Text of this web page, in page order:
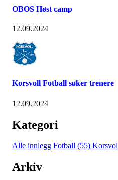
OBOS Høst camp
12.09.2024
Korsvoll Fotball søker trenere
12.09.2024
Kategori
Alle innlegg Fotball (55)
Arkiv